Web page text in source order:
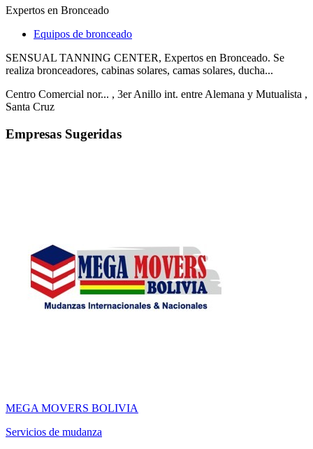
Expertos en Bronceado
Equipos de bronceado
SENSUAL TANNING CENTER, Expertos en Bronceado. Se
realiza bronceadores, cabinas solares, camas solares, ducha...
Centro Comercial nor... , 3er Anillo int. entre Alemana y Mutualista ,
Santa Cruz
Empresas Sugeridas
MEGA MOVERS BOLIVIA
Servicios de mudanza